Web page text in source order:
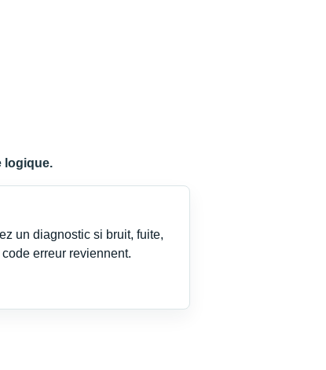
logique.
un diagnostic si bruit, fuite,
erreur reviennent.